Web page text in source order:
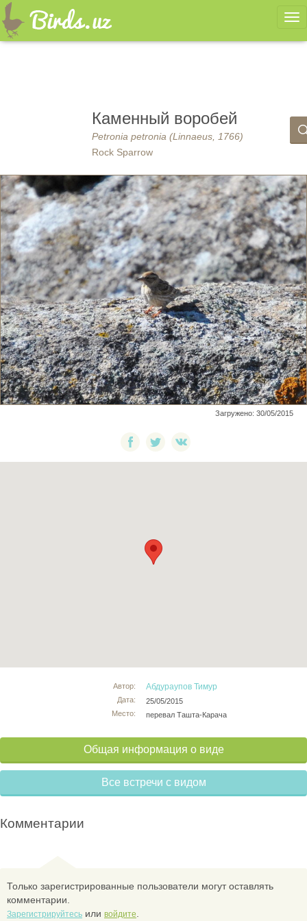
Каменный воробей
Petronia petronia (Linnaeus, 1766)
Rock Sparrow
Загружено: 30/05/2015
Автор:
Дата:
Место:
Абдураупов Тимур
25/05/2015
перевал Ташта-Карача
Общая информация о виде
Все встречи с видом
Комментарии
Только зарегистрированные пользователи могут оставлять
комментарии.
Зарегистрируйтесь или войдите